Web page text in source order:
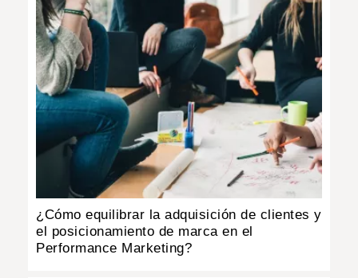
¿Cómo equilibrar la adquisición de clientes y
el posicionamiento de marca en el
Performance Marketing?